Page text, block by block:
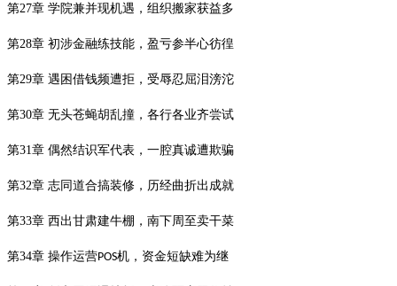
第27章 学院兼并现机遇，组织搬家获益多
第28章 初涉金融练技能，盈亏参半心彷徨
第29章 遇困借钱频遭拒，受辱忍屈泪滂沱
第30章 无头苍蝇胡乱撞，各行各业齐尝试
第31 章 偶然结识军代表，一腔真诚遭欺骗
第32章 志同道合搞装修，历经曲折出成就
第33章 西出甘肃建牛棚，南下周至卖干菜
第34章 操作运营POS机，资金短缺难为继